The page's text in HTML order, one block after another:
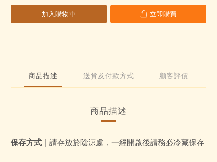
加入購物車 立即購買
商品描述 送貨及付款方式 顧客評價
商品描述
保存方式｜ 請存放於陰涼處，一經開啟後請務必冷藏保存